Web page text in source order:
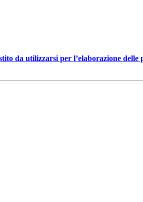
da utilizzarsi per l’elaborazione